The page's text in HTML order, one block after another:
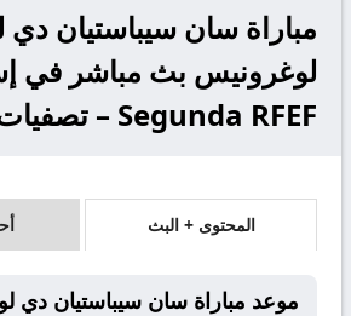
مباراة سان سيباستيان
لوغرونيس بث مباشر في
Segunda RFEF – تصفيات الصعود
المحتوى + البث
موعد مباراة سان سيباستيان